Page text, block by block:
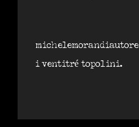
michelemorandiautore
i ventitré topolini.